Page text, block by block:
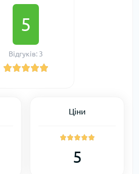
5
Відгуків: 3
Ціни
5